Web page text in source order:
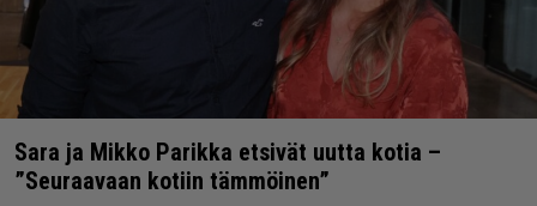
Sara ja Mikko Parikka etsivät uutta kotia –
”Seuraavaan kotiin tämmöinen”